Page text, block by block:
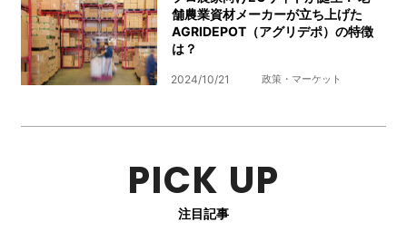
舗農業資材メーカーが立ち上げた
AGRIDEPOT（アグリデポ）の特徴
は？
2024/10/21 政策・マーケット
PICK UP
注目記事